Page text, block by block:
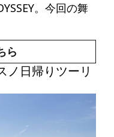
。今回の舞
ら
ノ日帰りツーリ